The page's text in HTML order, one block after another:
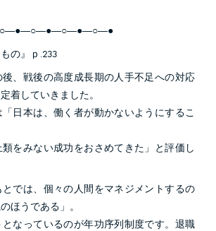
の』ｐ.233
、戦後の高度成長期の人手不足への対応
着していきました。
「日本は、働く者が動かないようにするこ
をみない成功をおさめてきた」と評価し
とでは、個々の人間をマネジメントするの
ほうである」。
なっているのが年功序列制度です。退職